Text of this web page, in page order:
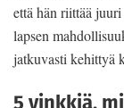
että hän riittää
lapsen
jatkuvasti kehittyä